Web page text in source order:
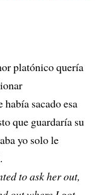
platónico quería
sacado esa
que guardaría su
yo solo le
.
to ask her out,